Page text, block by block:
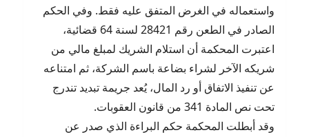
واستعماله في الغرض المتفق عليه فقط. وفي الحكم
الصادر في الطعن رقم 28421 لسنة 64 قضائية،
اعتبرت المحكمة أن استلام الشريك لمبلغ مالي من
شريكه الآخر لشراء بضاعة باسم الشركة، ثم امتناعه
عن تنفيذ الاتفاق أو رد المال، يُعد جريمة تبديد تندرج
تحت نص المادة 341 من قانون العقوبات.
وقد أبطلت المحكمة حكم البراءة الذي صدر عن